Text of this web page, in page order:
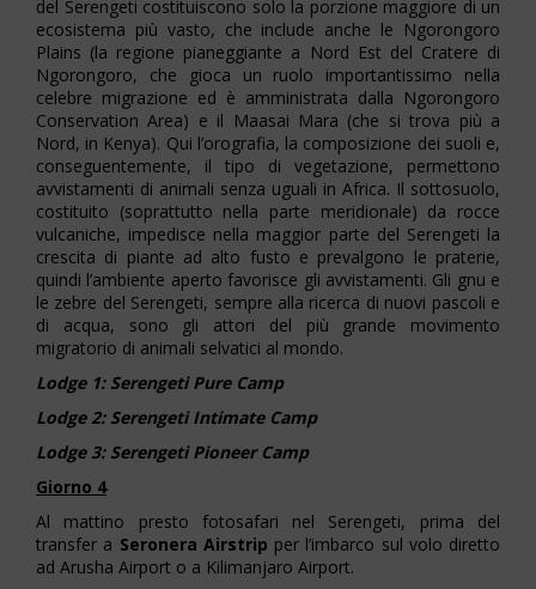
del Serengeti costituiscono solo la porzione maggiore di un
ecosistema più vasto, che include anche le Ngorongoro
Plains (la regione pianeggiante a Nord Est del Cratere di
Ngorongoro, che gioca un ruolo importantissimo nella
celebre migrazione ed è amministrata dalla Ngorongoro
Conservation Area) e il Maasai Mara (che si trova più a
Nord, in Kenya). Qui l’orografia, la composizione dei suoli e,
conseguentemente, il tipo di vegetazione, permettono
avvistamenti di animali senza uguali in Africa. Il sottosuolo,
costituito (soprattutto nella parte meridionale) da rocce
vulcaniche, impedisce nella maggior parte del Serengeti la
crescita di piante ad alto fusto e prevalgono le praterie,
quindi l’ambiente aperto favorisce gli avvistamenti. Gli gnu e
le zebre del Serengeti, sempre alla ricerca di nuovi pascoli e
di acqua, sono gli attori del più grande movimento
migratorio di animali selvatici al mondo.
Lodge 1: Serengeti Pure Camp
Lodge 2: Serengeti Intimate Camp
Lodge 3: Serengeti Pioneer Camp
Giorno 4
Al mattino presto fotosafari nel Serengeti, prima del
transfer a Seronera Airstrip per l’imbarco sul volo diretto
ad Arusha Airport o a Kilimanjaro Airport.